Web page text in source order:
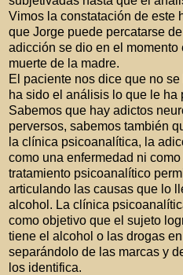
Vimos la constatación de este
que Jorge puede percatarse
adicción se dio en el momento
muerte de la madre.
El paciente nos dice que no
ha sido el análisis lo que le ha
Sabemos que hay adictos
perversos, sabemos también
la clínica psicoanalítica, la
como una enfermedad ni
tratamiento psicoanalítico
articulando las causas que lo
alcohol. La clínica
como objetivo que el sujeto
tiene el alcohol o las drogas
separándolo de las marcas y
los identifica.